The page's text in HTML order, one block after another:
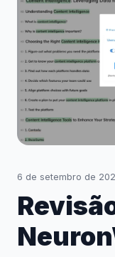
6 de setembro de